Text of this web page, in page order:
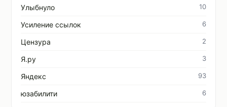
Улыбнуло 10
Усиление ссылок 6
Цензура 2
Я.ру 3
Яндекс 93
юзабилити 6